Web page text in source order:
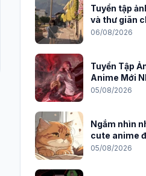
Tuyển tập
và thư giãn
2026
06/08/2026
Tuyển Tập
Anime Mới
Tính 2026
05/08/2026
Ngắm nhìn
cute anime
05/08/2026